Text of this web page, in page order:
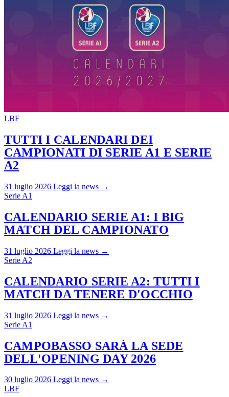
LBF
TUTTI I CALENDARI DEI
CAMPIONATI DI SERIE A1 E SERIE
A2
31 luglio 2026 Leggi la news →
Serie A1
CALENDARIO SERIE A1: I BIG
MATCH DEL CAMPIONATO
31 luglio 2026 Leggi la news →
Serie A2
CALENDARIO SERIE A2: TUTTI I
MATCH DA TENERE D'OCCHIO
31 luglio 2026 Leggi la news →
Serie A1
CAMPOBASSO SARÀ LA SEDE
DELL'OPENING DAY 2026
30 luglio 2026 Leggi la news →
LBF